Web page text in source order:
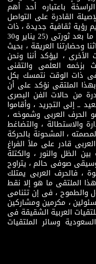
باعتباره أحد أهم
القادرة على التواصل
رؤية ثقافية جديدة ، ذات
مضمون ثقافى قادر على إثراء مرحلة ما بعد ثورتى (25 يناير و30
وحضارتنا العريقة ، بحيث
الأخرى ، ليؤكد أننا ونحن
بزخمه العلمى والتقنى
ذات الوقت نتمسك بكل
بهذا الملتقى نؤكد على أن
من حالات الفن البصرى
ــ إلى التجريد ، وأقاموا
الحرف العربى وشموخه ،
والاستطالة ، والتضاغط
، المشحونة بالحركة
قادر على ملأ الفراغ
الظل والنور ، والكتلة
صوفى حالم ، يتراوح
، فالحرف العربى يمتلك
الملتقى ما هو إلا نقط
والطموح ، فى إن تتنامى
، مكرمين ومشاركين
العربية الشقيقة فى
وسائر الملتقيات